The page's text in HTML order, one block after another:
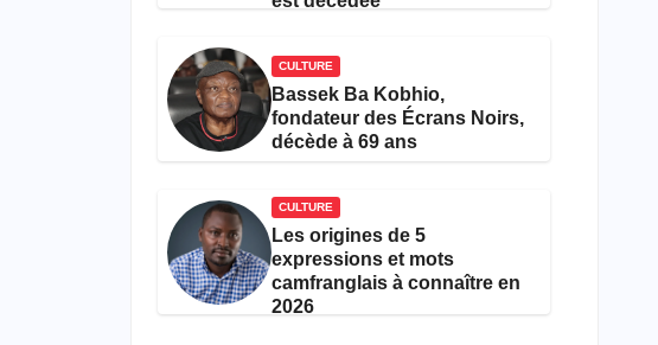
CULTURE
Bassek Ba Kobhio,
fondateur des Écrans Noirs,
décède à 69 ans
CULTURE
Les origines de 5
expressions et mots
camfranglais à connaître en
2026